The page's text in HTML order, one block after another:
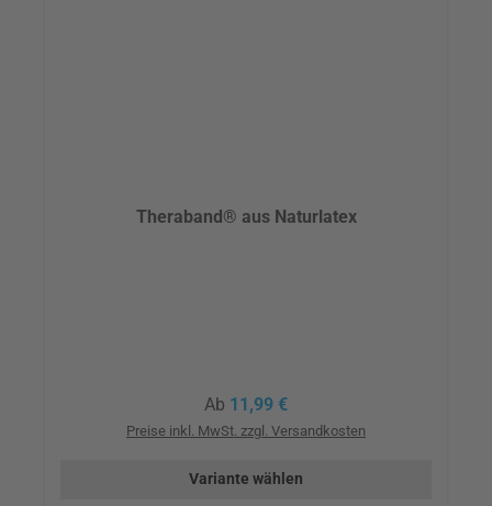
Theraband® aus Naturlatex
Regulärer Preis:
Ab 11,99 €
Preise inkl. MwSt. zzgl. Versandkosten
Variante wählen